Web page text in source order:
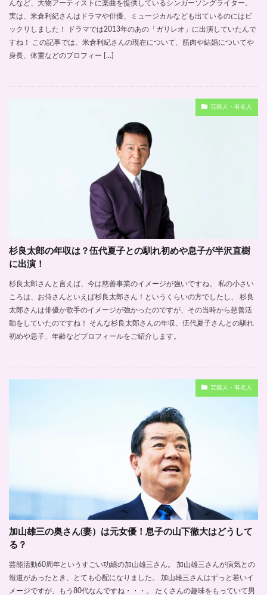
んなど、大物アーティストに楽曲を提供しているシンガーソングライター。
実は、米倉利紀さんはドラマや俳優、ミュージカルなども出ているのにはビ
ックリしました！ ドラマでは2013年のあの「ガリレオ」に出演していたんで
すね！ この記事では、米倉利紀さんの現在について、筋肉や結婚についてや
身長、体重などのプロフィー […]
芸能人・有名人
杉良太郎の年収は？伍代夏子との馴れ初めや息子が半沢直樹
に出演！
杉良太郎さんと言えば、今は慈善事業のイメージが強いですね。 私の小さい
ころは、お侍さんといえば杉良太郎さん！というくらいの方でしたし、 杉良
太郎さんは俳優か歌手のイメージが強かったのですが、その当時から慈善活
動をしていたのですね！ そんな杉良太郎さんの年収、伍代夏子さんとの馴れ
初めや息子、年齢などプロフィールをご紹介します。
芸能人・有名人
加山雄三の奥さん(妻）は元女優！息子の山下徹大はどうして
る？
芸能活動60周年というすごい功績の加山雄三さん。 加山雄三さんが病気との
報道があったとき、とても心配になりました。 加山雄三さんはずっと若いイ
メージですが、もう80代なんですね・・・。 たくさんの趣味をもっていて男